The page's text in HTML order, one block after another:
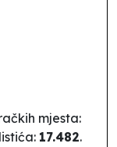
mjesta:
17.482.